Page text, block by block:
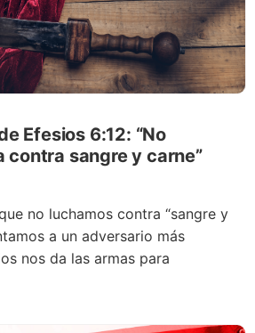
Efesios 6:12: “No
contra sangre y carne”
no luchamos contra “sangre y
a un adversario más
nos da las armas para